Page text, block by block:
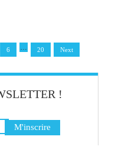
6 … 20 Next
!